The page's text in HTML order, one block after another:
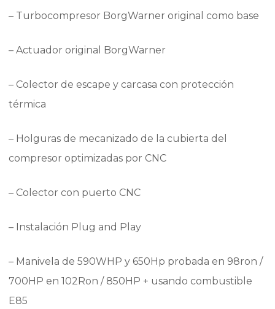
– Turbocompresor BorgWarner original como base
– Actuador original BorgWarner
– Colector de escape y carcasa con protección
térmica
– Holguras de mecanizado de la cubierta del
compresor optimizadas por CNC
– Colector con puerto CNC
– Instalación Plug and Play
– Manivela de 590WHP y 650Hp probada en 98ron /
700HP en 102Ron / 850HP + usando combustible
E85